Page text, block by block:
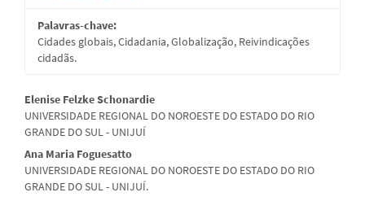
Palavras-chave:
Cidades globais, Cidadania, Globalização, Reivindicações
cidadãs.
Conteúdo
do
artigo
principal
Elenise Felzke Schonardie
UNIVERSIDADE REGIONAL DO NOROESTE DO ESTADO DO RIO
GRANDE DO SUL - UNIJUÍ
Ana Maria Foguesatto
UNIVERSIDADE REGIONAL DO NOROESTE DO ESTADO DO RIO
GRANDE DO SUL - UNIJUÍ.